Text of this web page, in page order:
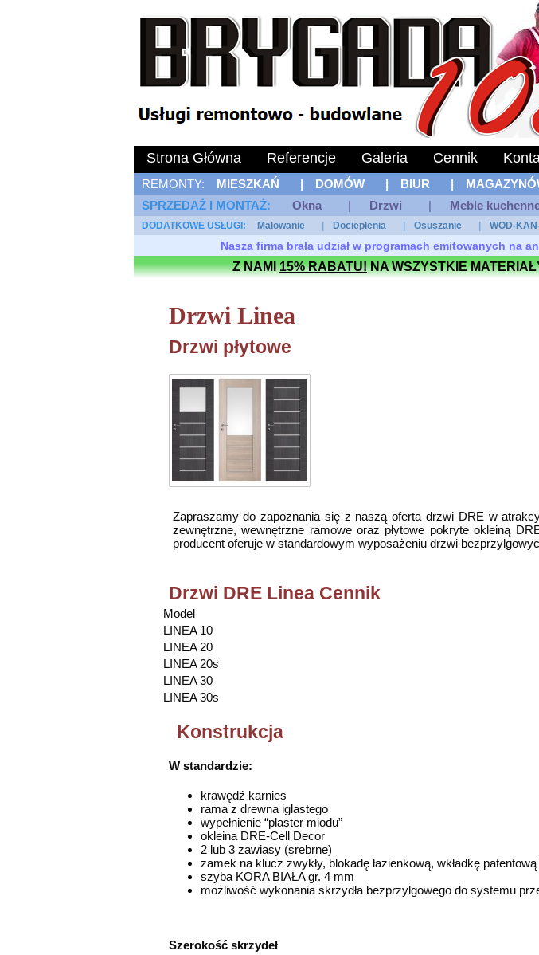
Strona Główna Referencje Galeria Cennik
REMONTY: MIESZKAŃ | DOMÓW | BIUR |
SPRZEDAŻ I MONTAŻ:
Okna | Drzwi | Meble
DODATKOWE USŁUGI: Malowanie Docieplenia Osuszanie WOD-
Nasza firma brała udział w programach emitowanych na
Z NAMI15% RABATU!NA WSZYSTKIE
Drzwi Linea
Drzwi płytowe
Zapraszamy do zapoznania się z naszą oferta drzwi DRE w
zewnętrzne, wewnętrzne ramowe oraz płytowe pokryte okleiną
producent oferuje w standardowym wyposażeniu drzwi
Drzwi DRE Linea Cennik
Model
LINEA 10
LINEA 20
LINEA 20s
LINEA 30
LINEA 30s
Konstrukcja
W standardzie:
krawędź karnies
rama z drewna iglastego
wypełnienie “plaster miodu”
okleina DRE-Cell Decor
2 lub 3 zawiasy (srebrne)
zamek na klucz zwykły, blokadę łazienkową, wkładkę
szyba KORA BIAŁA gr. 4 mm
możliwość wykonania skrzydła bezprzylgowego do systemu
Szerokość skrzydeł